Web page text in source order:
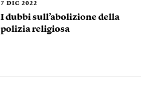
7 DIC 2022
I dubbi sull’abolizione della
polizia religiosa